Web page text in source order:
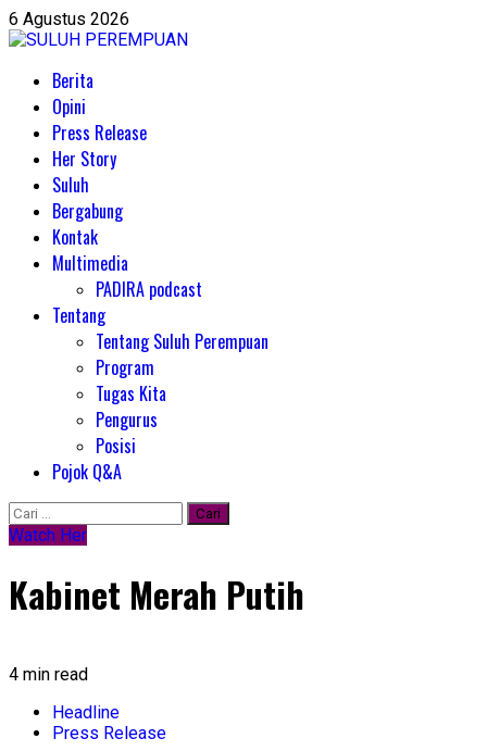
6 Agustus 2026
Berita
Opini
Press Release
Her Story
Suluh
Bergabung
Kontak
Multimedia
PADIRA podcast
Tentang
Tentang Suluh Perempuan
Program
Tugas Kita
Pengurus
Posisi
Pojok Q&A
Watch Her
Kabinet Merah Putih
4 min read
Headline
Press Release